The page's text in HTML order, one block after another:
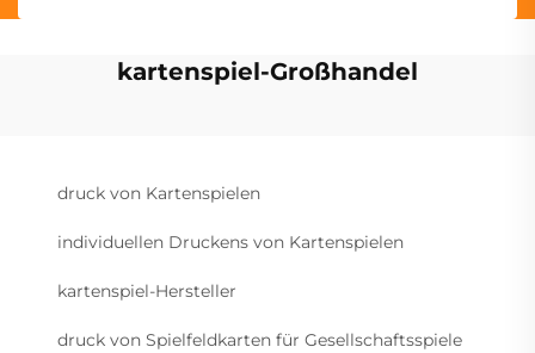
kartenspiel-Großhandel
druck von Kartenspielen
individuellen Druckens von Kartenspielen
kartenspiel-Hersteller
druck von Spielfeldkarten für Gesellschaftsspiele